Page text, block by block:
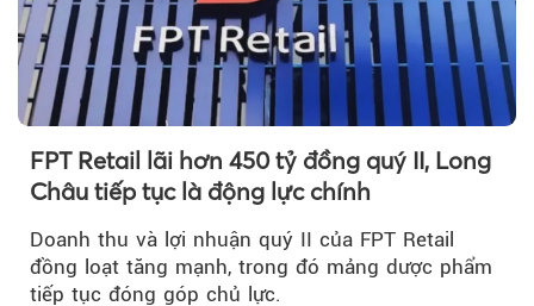
FPT Retail lãi hơn 450 tỷ đồng quý II, Long
Châu tiếp tục là động lực chính
Doanh thu và lợi nhuận quý II của FPT Retail
đồng loạt tăng mạnh, trong đó mảng dược phẩm
tiếp tục đóng góp chủ lực.